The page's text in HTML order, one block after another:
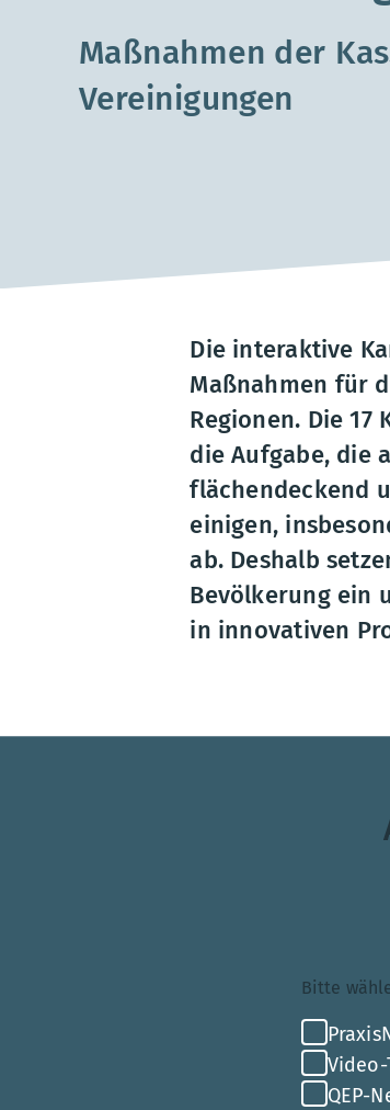
Maßnahmen der
Vereinigungen
Die interaktive
Maßnahmen für
Regionen. Die 17
die Aufgabe, die
flächendeckend
einigen,
ab. Deshalb
Bevölkerung ein
in innovativen
Bitte
QEP-